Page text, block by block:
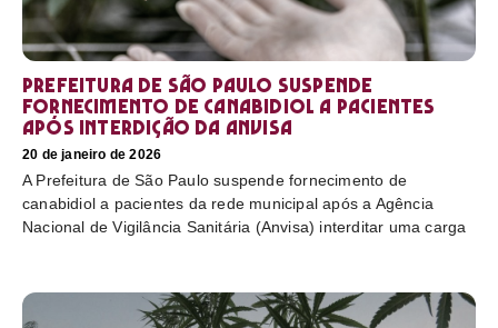
Prefeitura de São Paulo suspende
fornecimento de canabidiol a pacientes
após interdição da Anvisa
20 de janeiro de 2026
A Prefeitura de São Paulo suspende fornecimento de
canabidiol a pacientes da rede municipal após a Agência
Nacional de Vigilância Sanitária (Anvisa) interditar uma carga